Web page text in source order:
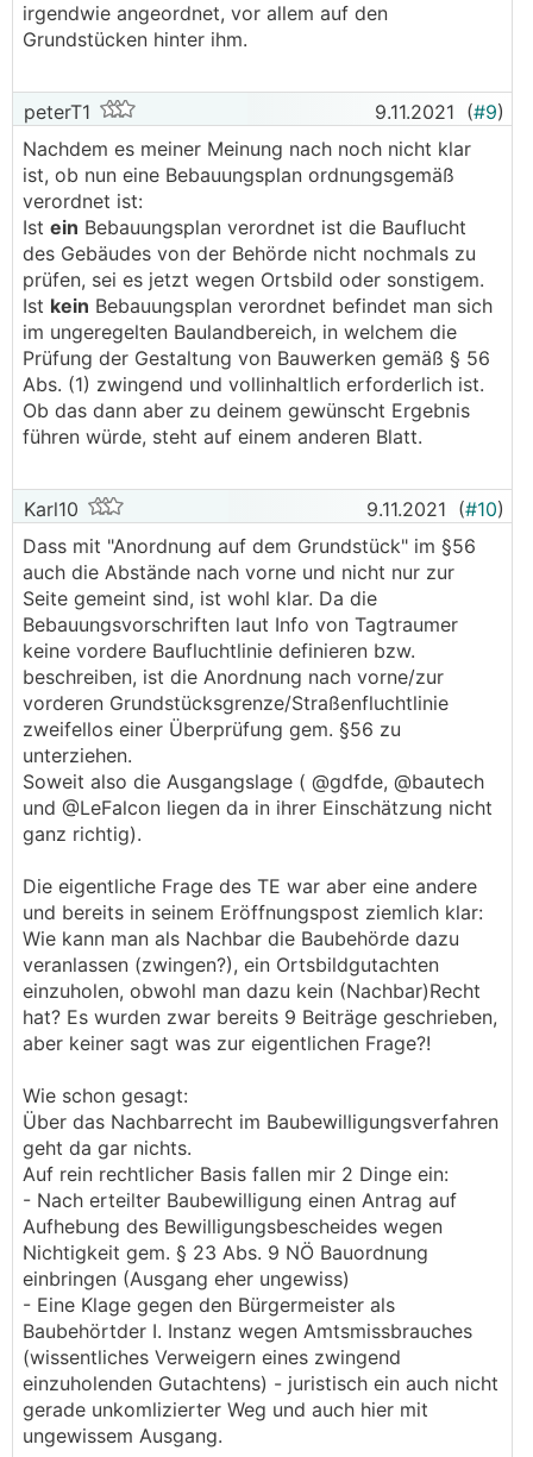
irgendwie angeordnet, vor allem auf den
Grundstücken hinter ihm.
peterT1 9.11.2021 (#9)
Nachdem es meiner Meinung nach noch nicht klar
ist, ob nun eine Bebauungsplan ordnungsgemäß
verordnet ist:
Ist ein Bebauungsplan verordnet ist die Bauflucht
des Gebäudes von der Behörde nicht nochmals zu
prüfen, sei es jetzt wegen Ortsbild oder sonstigem.
Ist kein Bebauungsplan verordnet befindet man sich
im ungeregelten Baulandbereich, in welchem die
Prüfung der Gestaltung von Bauwerken gemäß § 56
Abs. (1) zwingend und vollinhaltlich erforderlich ist.
Ob das dann aber zu deinem gewünscht Ergebnis
führen würde, steht auf einem anderen Blatt.
Karl10 9.11.2021 (#10)
Dass mit "Anordnung auf dem Grundstück" im §56
auch die Abstände nach vorne und nicht nur zur
Seite gemeint sind, ist wohl klar. Da die
Bebauungsvorschriften laut Info von Tagtraumer
keine vordere Baufluchtlinie definieren bzw.
beschreiben, ist die Anordnung nach vorne/zur
vorderen Grundstücksgrenze/Straßenfluchtlinie
zweifellos einer Überprüfung gem. §56 zu
unterziehen.
Soweit also die Ausgangslage ( @gdfde, @bautech
und @­LeFalcon liegen da in ihrer Einschätzung nicht
ganz richtig).
Die eigentliche Frage des TE war aber eine andere
und bereits in seinem Eröffnungspost ziemlich klar:
Wie kann man als Nachbar die Baubehörde dazu
veranlassen (zwingen?), ein Ortsbildgutachten
einzuholen, obwohl man dazu kein (Nachbar)Recht
hat? Es wurden zwar bereits 9 Beiträge geschrieben,
aber keiner sagt was zur eigentlichen Frage?!
Wie schon gesagt:
Über das Nachbarrecht im Baubewilligungsverfahren
geht da gar nichts.
Auf rein rechtlicher Basis fallen mir 2 Dinge ein:
- Nach erteilter Baubewilligung einen Antrag auf
Aufhebung des Bewilligungsbescheides wegen
Nichtigkeit gem. § 23 Abs. 9 NÖ Bauordnung
einbringen (Ausgang eher ungewiss)
- Eine Klage gegen den Bürgermeister als
Baubehörtder I. Instanz wegen Amtsmissbrauches
(wissentliches Verweigern eines zwingend
einzuholenden Gutachtens) - juristisch ein auch nicht
gerade unkomlizierter Weg und auch hier mit
ungewissem Ausgang.